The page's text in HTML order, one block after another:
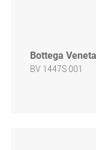
Bottega Veneta
BV 1447S 001